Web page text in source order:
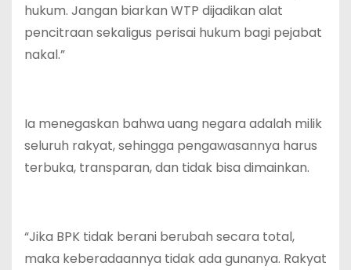
hukum. Jangan biarkan WTP dijadikan alat
pencitraan sekaligus perisai hukum bagi pejabat
nakal.”
Ia menegaskan bahwa uang negara adalah milik
seluruh rakyat, sehingga pengawasannya harus
terbuka, transparan, dan tidak bisa dimainkan.
“Jika BPK tidak berani berubah secara total,
maka keberadaannya tidak ada gunanya. Rakyat